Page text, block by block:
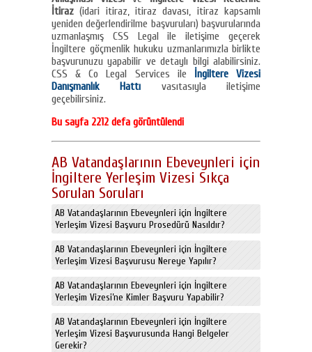
İtiraz (idari itiraz, itiraz davası, itiraz kapsamlı
yeniden değerlendirilme başvuruları) başvurularında
uzmanlaşmış CSS Legal ile iletişime geçerek
İngiltere göçmenlik hukuku uzmanlarımızla birlikte
başvurunuzu yapabilir ve detaylı bilgi alabilirsiniz.
CSS & Co Legal Services ile İngiltere Vizesi
Danışmanlık Hattı vasıtasıyla iletişime
geçebilirsiniz.
Bu sayfa 2212 defa görüntülendi
AB Vatandaşlarının Ebeveynleri için
İngiltere Yerleşim Vizesi Sıkça
Sorulan Soruları
AB Vatandaşlarının Ebeveynleri için İngiltere
Yerleşim Vizesi Başvuru Prosedürü Nasıldır?
AB Vatandaşlarının Ebeveynleri için İngiltere
Yerleşim Vizesi Başvurusu Nereye Yapılır?
AB Vatandaşlarının Ebeveynleri için İngiltere
Yerleşim Vizesi’ne Kimler Başvuru Yapabilir?
AB Vatandaşlarının Ebeveynleri için İngiltere
Yerleşim Vizesi Başvurusunda Hangi Belgeler
Gerekir?